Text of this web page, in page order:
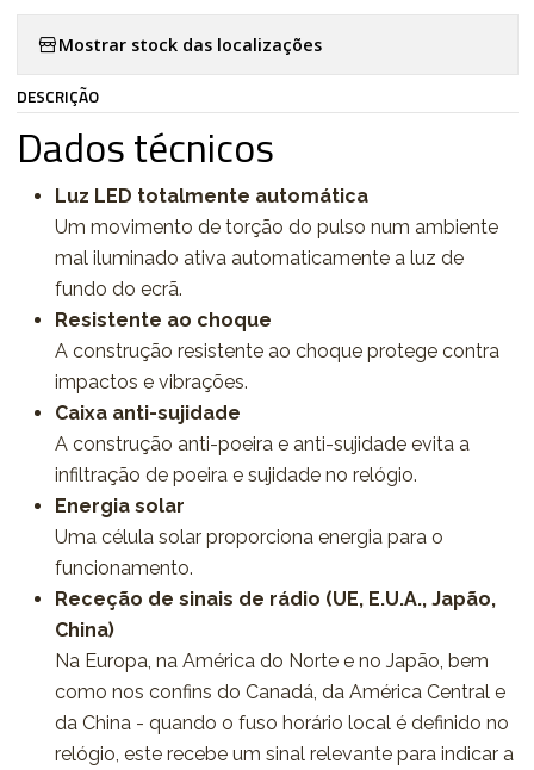
Mostrar stock das localizações
DESCRIÇÃO
Dados técnicos
Luz LED totalmente automática
Um movimento de torção do pulso num ambiente
mal iluminado ativa automaticamente a luz de
fundo do ecrã.
Resistente ao choque
A construção resistente ao choque protege contra
impactos e vibrações.
Caixa anti-sujidade
A construção anti-poeira e anti-sujidade evita a
infiltração de poeira e sujidade no relógio.
Energia solar
Uma célula solar proporciona energia para o
funcionamento.
Receção de sinais de rádio (UE, E.U.A., Japão,
China)
Na Europa, na América do Norte e no Japão, bem
como nos confins do Canadá, da América Central e
da China - quando o fuso horário local é definido no
relógio, este recebe um sinal relevante para indicar a